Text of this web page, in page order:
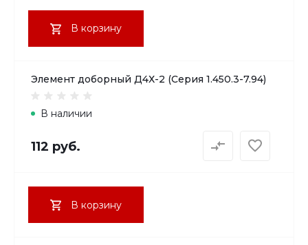
В корзину
Элемент доборный Д4Х-2 (Серия 1.450.3-7.94)
В наличии
112 руб.
В корзину